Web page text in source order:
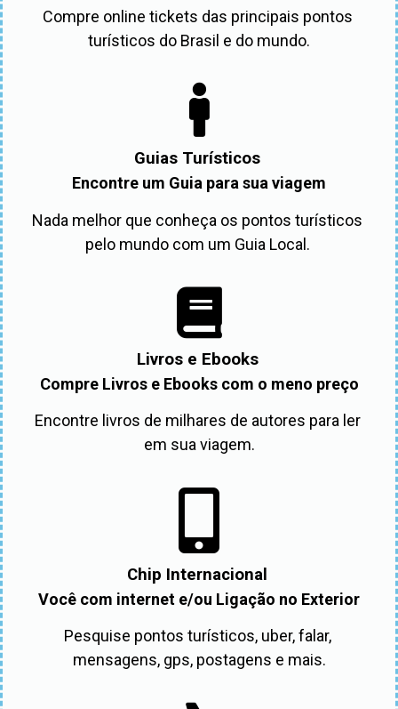
Compre online tickets das principais pontos
turísticos do Brasil e do mundo.
Guias Turísticos
Encontre um Guia para sua viagem
Nada melhor que conheça os pontos turísticos
pelo mundo com um Guia Local.
Livros e Ebooks
Compre Livros e Ebooks com o meno preço
Encontre livros de milhares de autores para ler
em sua viagem.
Chip Internacional
Você com internet e/ou Ligação no Exterior
Pesquise pontos turísticos, uber, falar,
mensagens, gps, postagens e mais.